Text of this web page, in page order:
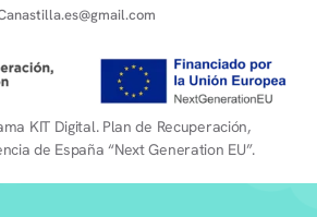
KIT Digital. Plan de Recuperación,
de España “Next Generation EU”.